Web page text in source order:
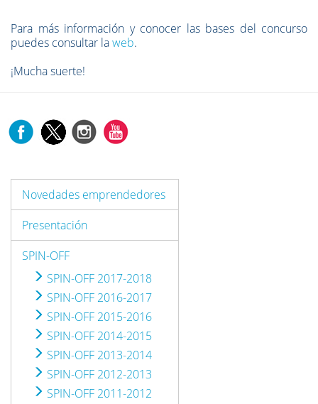
Para más información y conocer las bases del concurso
puedes consultar laweb.
¡Mucha suerte!
Novedades emprendedores
Presentación
SPIN-OFF
SPIN-OFF 2017-2018
SPIN-OFF 2016-2017
SPIN-OFF 2015-2016
SPIN-OFF 2014-2015
SPIN-OFF 2013-2014
SPIN-OFF 2012-2013
SPIN-OFF 2011-2012